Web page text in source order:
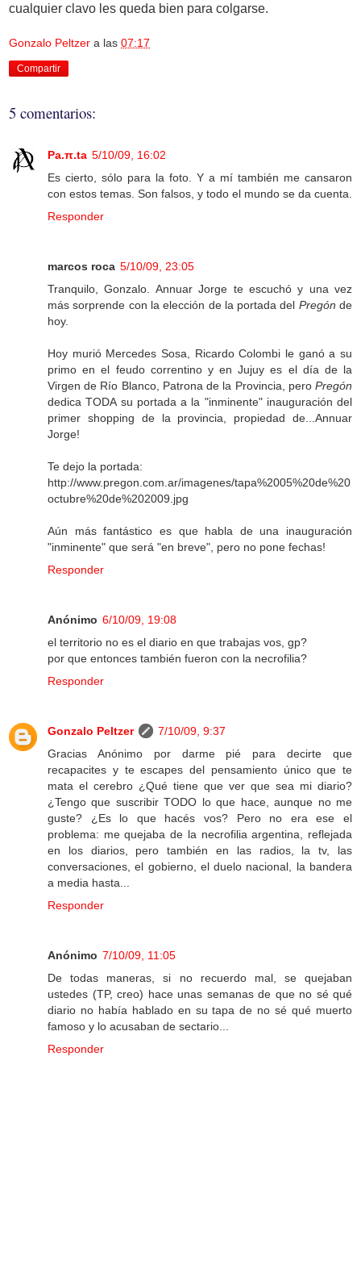
cualquier clavo les queda bien para colgarse.
Gonzalo Peltzer a las 07:17
Compartir
5 comentarios:
Pa.π.ta 5/10/09, 16:02
Es cierto, sólo para la foto. Y a mí también me cansaron
con estos temas. Son falsos, y todo el mundo se da cuenta.
Responder
marcos roca 5/10/09, 23:05
Tranquilo, Gonzalo. Annuar Jorge te escuchó y una vez
más sorprende con la elección de la portada del Pregón de
hoy.
Hoy murió Mercedes Sosa, Ricardo Colombi le ganó a su
primo en el feudo correntino y en Jujuy es el día de la
Virgen de Río Blanco, Patrona de la Provincia, pero Pregón
dedica TODA su portada a la "inminente" inauguración del
primer shopping de la provincia, propiedad de...Annuar
Jorge!
Te dejo la portada:
http://www.pregon.com.ar/imagenes/tapa%2005%20de%20
octubre%20de%202009.jpg
Aún más fantástico es que habla de una inauguración
"inminente" que será "en breve", pero no pone fechas!
Responder
Anónimo 6/10/09, 19:08
el territorio no es el diario en que trabajas vos, gp?
por que entonces también fueron con la necrofilia?
Responder
Gonzalo Peltzer
7/10/09, 9:37
Gracias Anónimo por darme pié para decirte que
recapacites y te escapes del pensamiento único que te
mata el cerebro ¿Qué tiene que ver que sea mi diario?
¿Tengo que suscribir TODO lo que hace, aunque no me
guste? ¿Es lo que hacés vos? Pero no era ese el
problema: me quejaba de la necrofilia argentina, reflejada
en los diarios, pero también en las radios, la tv, las
conversaciones, el gobierno, el duelo nacional, la bandera
a media hasta...
Responder
Anónimo 7/10/09, 11:05
De todas maneras, si no recuerdo mal, se quejaban
ustedes (TP, creo) hace unas semanas de que no sé qué
diario no había hablado en su tapa de no sé qué muerto
famoso y lo acusaban de sectario...
Responder